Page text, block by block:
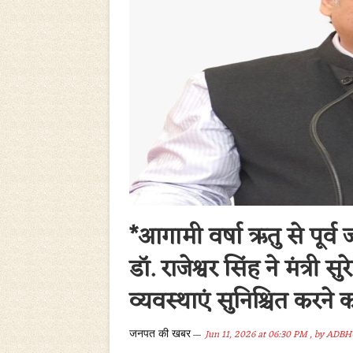
*आगामी वर्षा ऋतु से
डॉ. राजेश्वर सिंह ने
व्यवस्थाएं सुनिश्चित करने
जनपत की खबर Jun 11, 2026 at 06:30 PM, by